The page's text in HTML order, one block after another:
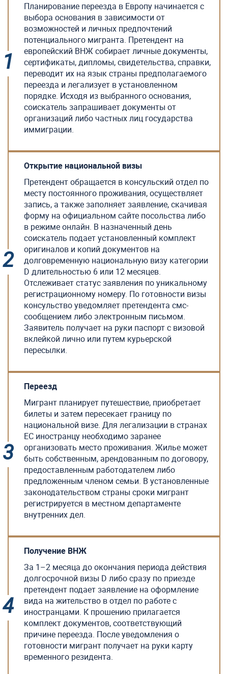
Планирование переезда в Европу начинается с
выбора основания в зависимости от
возможностей и личных предпочтений
потенциального мигранта. Претендент на
европейский ВНЖ собирает личные документы,
сертификаты, дипломы, свидетельства, справки,
переводит их на язык страны предполагаемого
переезда и легализует в установленном
порядке. Исходя из выбранного основания,
соискатель запрашивает документы от
организаций либо частных лиц государства
иммиграции.
Открытие национальной визы
Претендент обращается в консульский отдел по
месту постоянного проживания, осуществляет
запись, а также заполняет заявление, скачивая
форму на официальном сайте посольства либо
в режиме онлайн. В назначенный день
соискатель подает установленный комплект
оригиналов и копий документов на
долговременную национальную визу категории
D длительностью 6 или 12 месяцев.
Отслеживает статус заявления по уникальному
регистрационному номеру. По готовности визы
консульство уведомляет претендента смс-
сообщением либо электронным письмом.
Заявитель получает на руки паспорт с визовой
вклейкой лично или путем курьерской
пересылки.
Переезд
Мигрант планирует путешествие, приобретает
билеты и затем пересекает границу по
национальной визе. Для легализации в странах
ЕС иностранцу необходимо заранее
организовать место проживания. Жилье может
быть собственным, арендованным по договору,
предоставленным работодателем либо
предложенным членом семьи. В установленные
законодательством страны сроки мигрант
регистрируется в местном департаменте
внутренних дел.
Получение ВНЖ
За 1–2 месяца до окончания периода действия
долгосрочной визы D либо сразу по приезде
претендент подает заявление на оформление
вида на жительство в отдел по работе с
иностранцами. К прошению прилагается
комплект документов, соответствующий
причине переезда. После уведомления о
готовности мигрант получает на руки карту
временного резидента.